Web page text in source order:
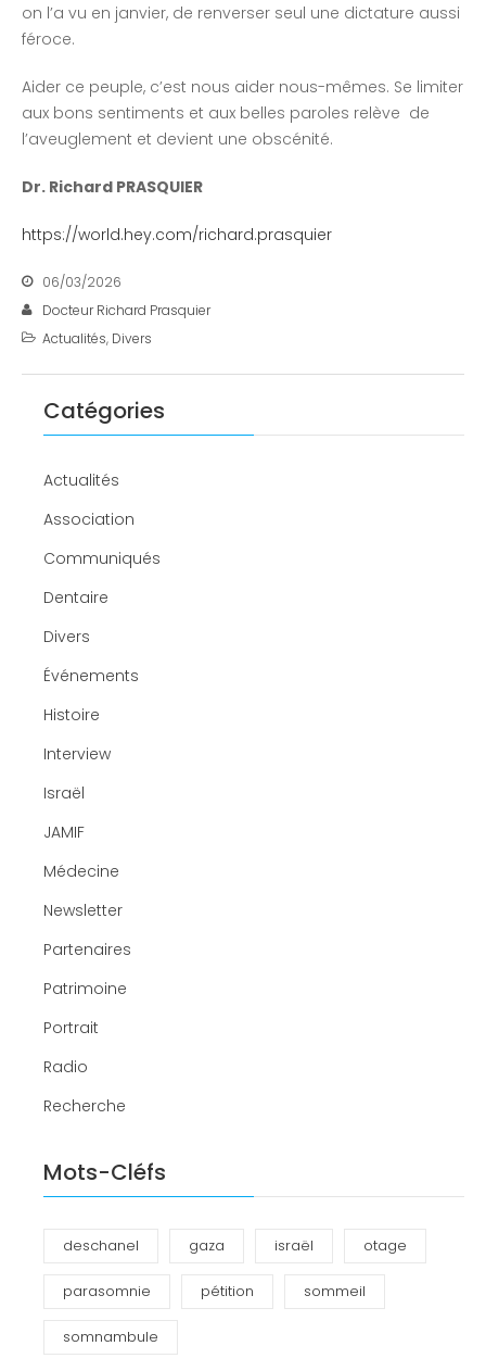
on l’a vu en janvier, de renverser seul une dictature aussi
féroce.
Aider ce peuple, c’est nous aider nous-mêmes. Se limiter
aux bons sentiments et aux belles paroles relève de
l’aveuglement et devient une obscénité.
Dr. Richard PRASQUIER
https://world.hey.com/richard.prasquier
06/03/2026
Docteur Richard Prasquier
Actualités, Divers
Catégories
Actualités
Association
Communiqués
Dentaire
Divers
Événements
Histoire
Interview
Israël
JAMIF
Médecine
Newsletter
Partenaires
Patrimoine
Portrait
Radio
Recherche
Mots-Cléfs
deschanel gaza israël otage
parasomnie pétition sommeil
somnambule